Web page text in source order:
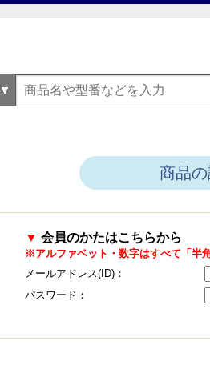
商品
▼ 会員のかたはこちらから
※アルファベット・数字はすべて「半
メールアドレス(ID)：
パスワード：